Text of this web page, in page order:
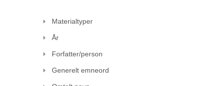
Materialtyper
År
Forfatter/person
Generelt emneord